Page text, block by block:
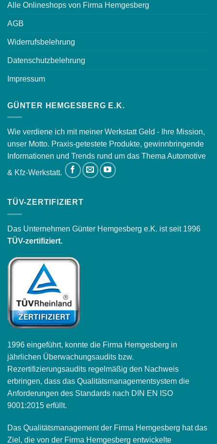
Alle Onlineshops von Firma Hemgesberg
AGB
Widerrufsbelehrung
Datenschutzbelehrung
Impressum
GÜNTER HEMGESBERG E.K.
Wie verdiene ich mit meiner Werkstatt Geld - Ihre Mission,
unser Motto. Praxis-getestete Produkte, gewinnbringende
Informationen und Trends rund um das Thema Automotive
& Kfz-Werkstatt.
TÜV-ZERTIFIZIERT
Das Unternehmen Günter Hemgesberg e.K. ist seit 1996
TÜV-zertifiziert.
1996 eingeführt, konnte die Firma Hemgesberg in
jährlichen Überwachungsaudits bzw.
Rezertifizierungsaudits regelmäßig den Nachweis
erbringen, dass das Qualitätsmanagementsystem die
Anforderungen des Standards nach DIN EN ISO
9001:2015 erfüllt.
Das Qualitätsmanagement der Firma Hemgesberg hat das
Ziel, die von der Firma Hemgesberg entwickelte